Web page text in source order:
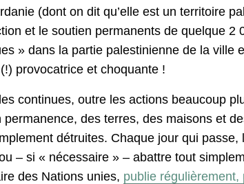
(dont on dit qu’elle est un territoire
et le soutien permanents de quelque
» dans la partie palestinienne de la
provocatrice et choquante !
continues, outre les actions beaucoup
permanence, des terres, des maisons et
détruites. Chaque jour qui
– si « nécessaire » – abattre tout
des Nations unies, publie